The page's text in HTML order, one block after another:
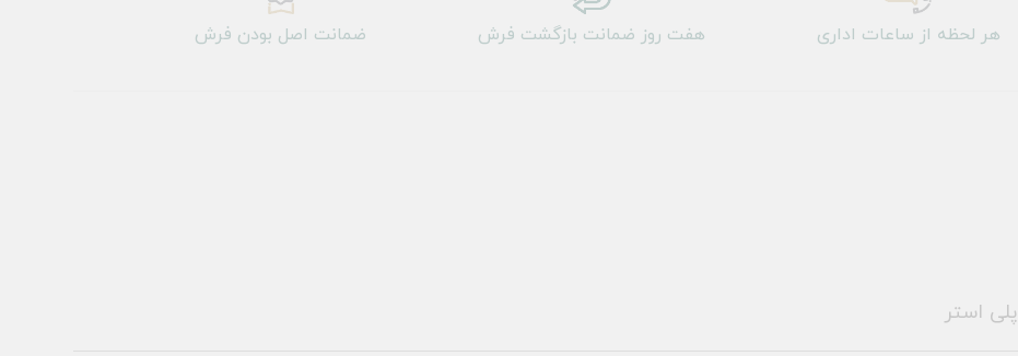
هر لحظه از ساعات اداری هفت روز ضمانت بازگشت فرش ضمانت اصل بودن فرش
پلی استر